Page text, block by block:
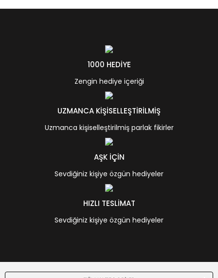
1000 HEDİYE
Zengin hediye içeriği
UZMANCA KİŞİSELLEŞTİRİLMİŞ
Uzmanca kişiselleştirilmiş parlak fikirler
AŞK İÇİN
Sevdiğiniz kişiye özgün hediyeler
HIZLI TESLİMAT
Sevdiğiniz kişiye özgün hediyeler